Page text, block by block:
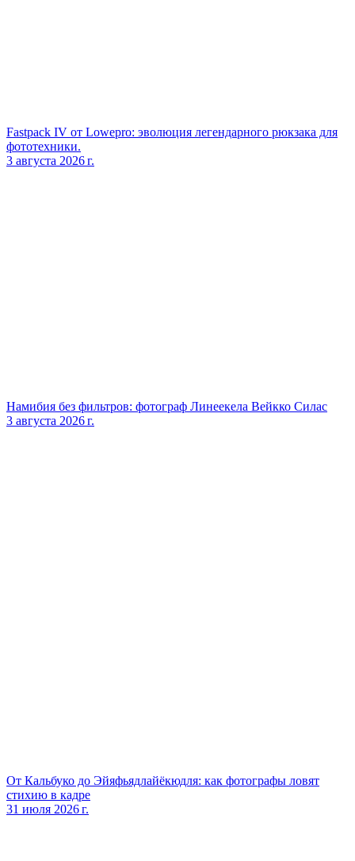
Fastpack IV от Lowepro: эволюция легендарного рюкзака для
фототехники.
3 августа 2026 г.
Намибия без фильтров: фотограф Линеекела Вейкко Силас
3 августа 2026 г.
От Кальбуко до Эйяфьядлайёкюдля: как фотографы ловят
стихию в кадре
31 июля 2026 г.